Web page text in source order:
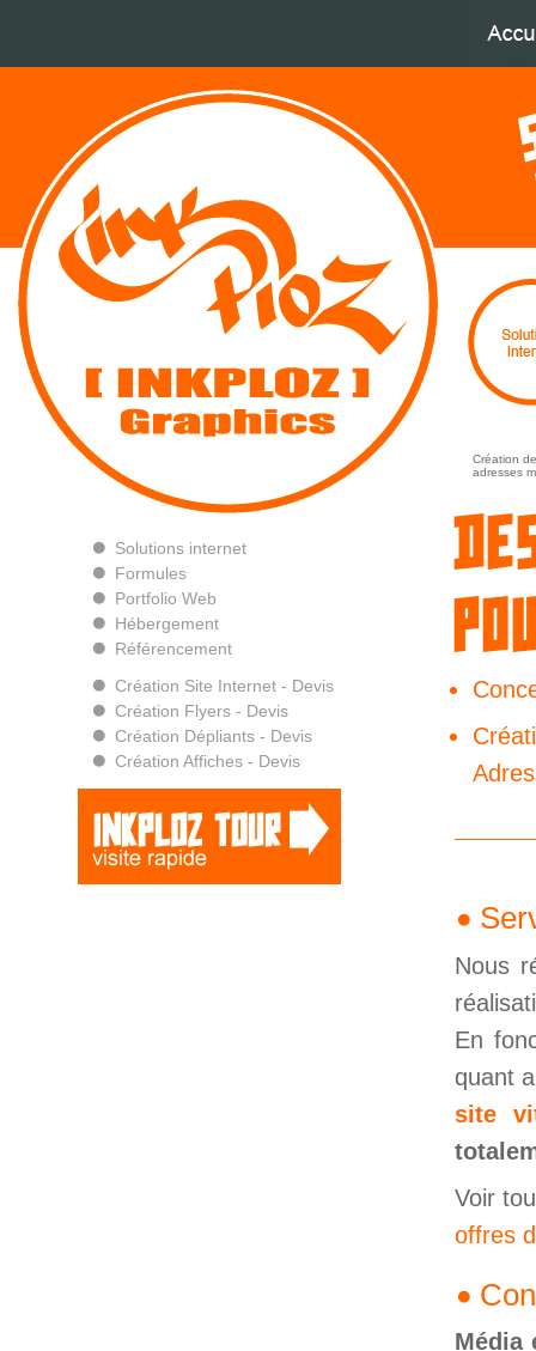
Solutions internet
Formules
Portfolio Web
Hébergement
Référencement
Création Site Internet - Devis
Création Flyers - Devis
Création Dépliants - Devis
Création Affiches - Devis
Création
adresses
Nous
En
quant
site
Voir
offres
Média